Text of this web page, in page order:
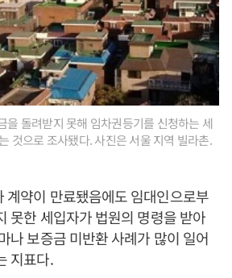
돌려받지 못해 임차권등기를 신청하는 세
것으로 조사됐다. 사진은 서울 지역 빌라촌.
계약이 만료됐음에도 임대인으로부
못한 세입자가 법원의 명령을 받아
나 보증금 미반환 사례가 많이 일어
지표다.